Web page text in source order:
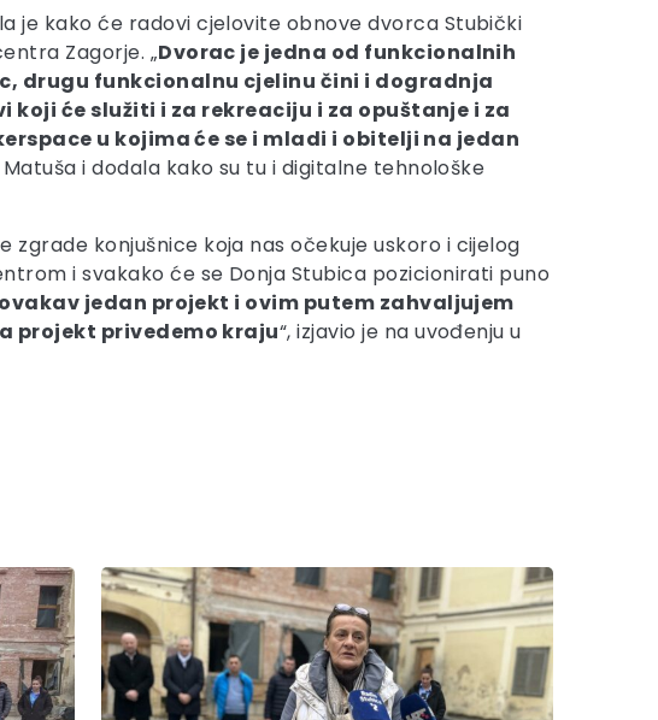
je kako će radovi cjelovite obnove dvorca Stubički
Zagorje. „Dvorac je jedna od funkcionalnih
drugu funkcionalnu cjelinu čini i dogradnja
će služiti i za rekreaciju i za opuštanje i za
u kojima će se i mladi i obitelji na jedan
i dodala kako su tu i digitalne tehnološke
zgrade konjušnice koja nas očekuje uskoro i cijelog
i svakako će se Donja Stubica pozicionirati puno
jedan projekt i ovim putem zahvaljujem
projekt privedemo kraju“, izjavio je na uvođenju u